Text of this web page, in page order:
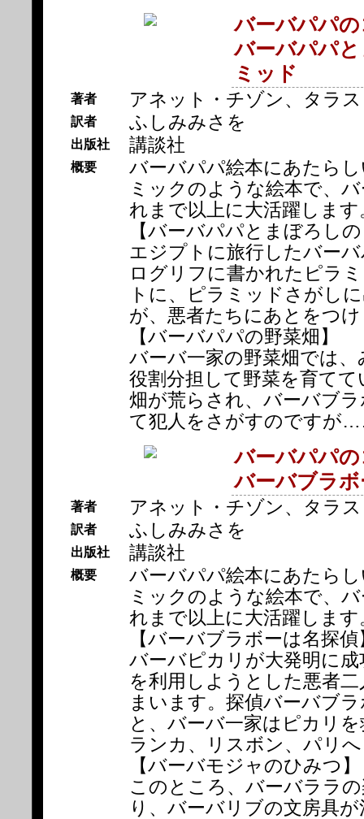
バーバパパ
バーバパパ
ミッド
著者 アネット・チゾン、タラ
訳者 ふしみみさを
出版社 講談社
概要
バーバパパ絵本にあたら
ミックのような絵本で、
れまで以上に大活躍しま
【バーバパパとまぼろし
エジプトに旅行したバー
ログリフに書かれたピラ
トに、ピラミッドさがし
が、悪者たちにあとをつ
【バーバパパの野菜畑】
バーバ一家の野菜畑では
役割分担して野菜を育て
畑が荒らされ、バーバブ
て犯人をさがすのですが
バーバパパ
バーバブラ
著者 アネット・チゾン、タラ
訳者 ふしみみさを
出版社 講談社
概要
バーバパパ絵本にあたら
ミックのような絵本で、
れまで以上に大活躍しま
【バーバブラボーは名探偵
バーバピカリが大発明に
を利用しようとした悪者
まいます。探偵バーバブ
と、バーバ一家はピカリ
ランカ、リスボン、パリ
【バーバモジャのひみつ】
このところ、バーバララ
り、バーバリブの文房具